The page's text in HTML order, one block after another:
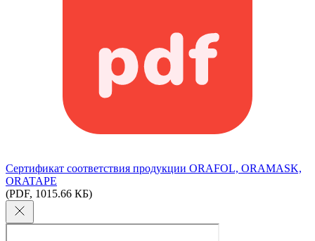
Сертификат соответствия продукции ORAFOL, ORAMASK,
ORATAPE
(PDF, 1015.66 КБ)